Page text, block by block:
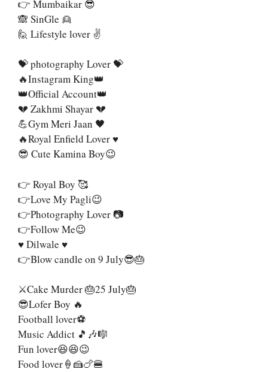
👉 Mumbaikar 😎
🙈 SinGle 👱
🙋 Lifestyle lover ✌
💝 photography Lover 💝
🔥Instagram King👑
👑Official Account👑
💔 Zakhmi Shayar 💔
💪Gym Meri Jaan 🖤
🔥Royal Enfield Lover ♥️
😎 Cute Kamina Boy😉
👉 Royal Boy 🥰
👉Love My Pagli😉
👉Photography Lover 📷
👉Follow Me😉
♥️ Dilwale ♥️
👉Blow candle on 9 July😎🎂
⚔️Cake Murder 🎂25 July🎂
😎Lofer Boy 🔥
Football lover⚽
Music Addict 🎵🎶🎼
Fun lover😆😆😉
Food lover🍦🍰🍗🍔